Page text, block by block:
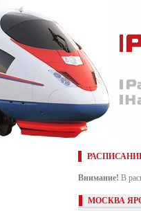
Внимание! В
МОСКВА